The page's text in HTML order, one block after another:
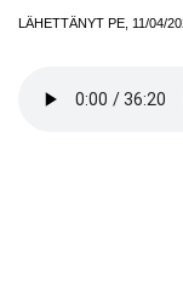
LÄHETTÄNYT PE, 11/04/